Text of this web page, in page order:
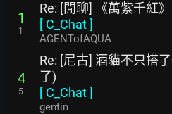
1
1
Re: [閒聊] 《萬紫千紅
[ C_Chat]
AGENTofAQUA
4
5
Re: [尼古] 酒貓不只搭
了)
[ C_Chat]
gentin